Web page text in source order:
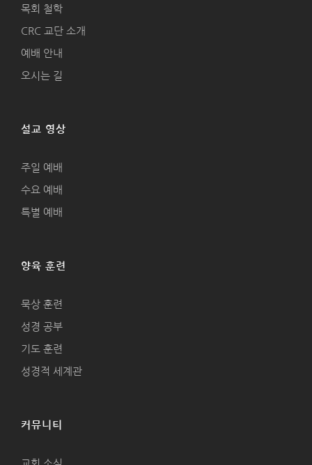
목회 철학
CRC 교단 소개
예배 안내
오시는 길
설교 영상
주일 예배
수요 예배
특별 예배
양육 훈련
묵상 훈련
성경 공부
기도 훈련
성경적 세계관
커뮤니티